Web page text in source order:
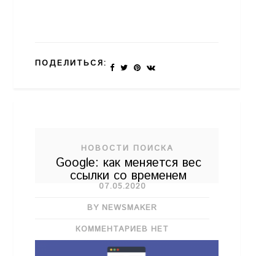
ПОДЕЛИТЬСЯ:
НОВОСТИ ПОИСКА
Google: как меняется вес
ссылки со временем
07.05.2020
BY NEWSMAKER
КОММЕНТАРИЕВ НЕТ